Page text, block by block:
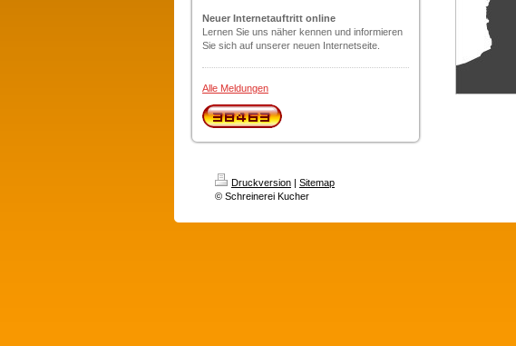
Neuer Internetauftritt online
Lernen Sie uns näher kennen und informieren
Sie sich auf unserer neuen Internetseite.
Alle Meldungen
Druckversion | Sitemap
© Schreinerei Kucher